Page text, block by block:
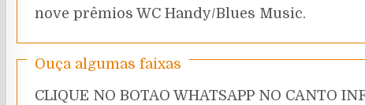
nove prêmios WC Handy/Blues Music.
Ouça algumas faixas
CLIQUE NO BOTAO WHATSAPP NO CANTO